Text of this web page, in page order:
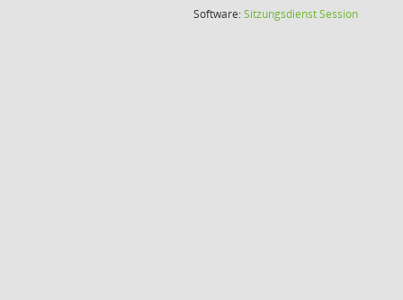
Software:SitzungsdienstSession(Wird in